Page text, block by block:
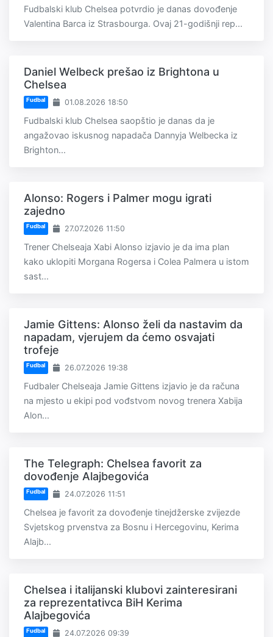
Fudbalski klub Chelsea potvrdio je danas dovođenje
Valentina Barca iz Strasbourga. Ovaj 21-godišnji rep...
Daniel Welbeck prešao iz Brightona u
Chelsea
Fudbal 01.08.2026 18:50
Fudbalski klub Chelsea saopštio je danas da je
angažovao iskusnog napadača Dannyja Welbecka iz
Brighton...
Alonso: Rogers i Palmer mogu igrati
zajedno
Fudbal 27.07.2026 11:50
Trener Chelseaja Xabi Alonso izjavio je da ima plan
kako uklopiti Morgana Rogersa i Colea Palmera u istom
sast...
Jamie Gittens: Alonso želi da nastavim da
napadam, vjerujem da ćemo osvajati
trofeje
Fudbal 26.07.2026 19:38
Fudbaler Chelseaja Jamie Gittens izjavio je da računa
na mjesto u ekipi pod vođstvom novog trenera Xabija
Alon...
The Telegraph: Chelsea favorit za
dovođenje Alajbegovića
Fudbal 24.07.2026 11:51
Chelsea je favorit za dovođenje tinejdžerske zvijezde
Svjetskog prvenstva za Bosnu i Hercegovinu, Kerima
Alajb...
Chelsea i italijanski klubovi zainteresirani
za reprezentativca BiH Kerima
Alajbegovića
Fudbal 24.07.2026 09:39